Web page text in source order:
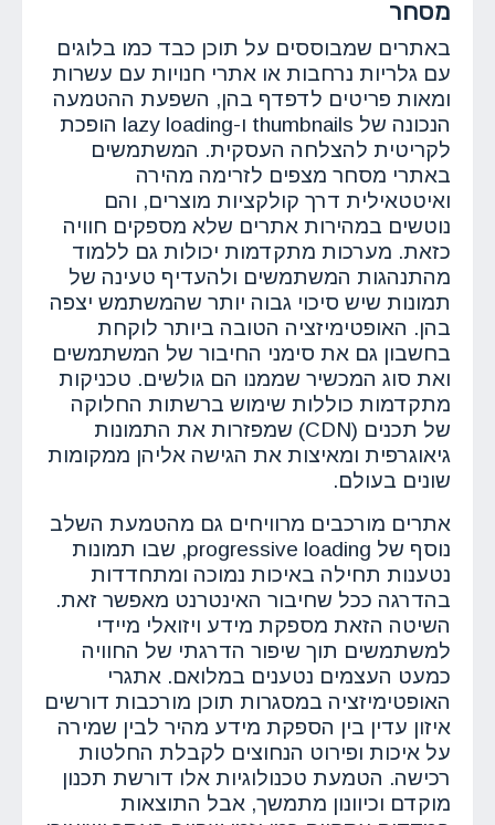
מסחר
באתרים שמבוססים על תוכן כבד כמו בלוגים
עם גלריות נרחבות או אתרי חנויות עם עשרות
ומאות פריטים לדפדף בהן, השפעת ההטמעה
הנכונה של thumbnails ו-lazy loading הופכת
לקריטית להצלחה העסקית. המשתמשים
באתרי מסחר מצפים לזרימה מהירה
ואיטטאילית דרך קולקציות מוצרים, והם
נוטשים במהירות אתרים שלא מספקים חוויה
כזאת. מערכות מתקדמות יכולות גם ללמוד
מהתנהגות המשתמשים ולהעדיף טעינה של
תמונות שיש סיכוי גבוה יותר שהמשתמש יצפה
בהן. האופטימיזציה הטובה ביותר לוקחת
בחשבון גם את סימני החיבור של המשתמשים
ואת סוג המכשיר שממנו הם גולשים. טכניקות
מתקדמות כוללות שימוש ברשתות החלוקה
של תכנים (CDN) שמפזרות את התמונות
גיאוגרפית ומאיצות את הגישה אליהן ממקומות
שונים בעולם.
אתרים מורכבים מרוויחים גם מהטמעת השלב
נוסף של progressive loading, שבו תמונות
נטענות תחילה באיכות נמוכה ומתחדדות
בהדרגה ככל שחיבור האינטרנט מאפשר זאת.
השיטה הזאת מספקת מידע ויזואלי מיידי
למשתמשים תוך שיפור הדרגתי של החוויה
כמעט העצמים נטענים במלואם. אתגרי
האופטימיזציה במסגרות תוכן מורכבות דורשים
איזון עדין בין הספקת מידע מהיר לבין שמירה
על איכות ופירוט הנחוצים לקבלת החלטות
רכישה. הטמעת טכנולוגיות אלו דורשת תכנון
מוקדם וכיוונון מתמשך, אבל התוצאות